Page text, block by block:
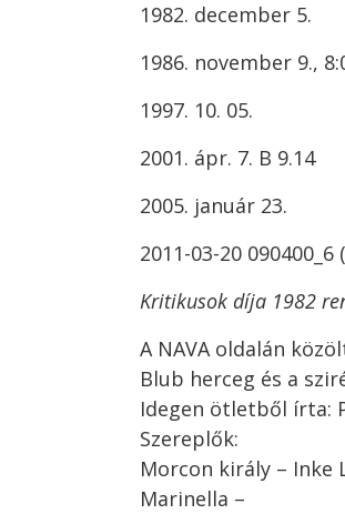
1982. december 5.
1986. november 9.,
1997. 10. 05.
2001. ápr. 7. B 9.14
2005. január 23.
2011-03-20
Kritikusok díja 1982
A NAVA oldalán
Blub herceg és a
Idegen ötletből írta:
Szereplők:
Morcon király – Inke
Marinella –